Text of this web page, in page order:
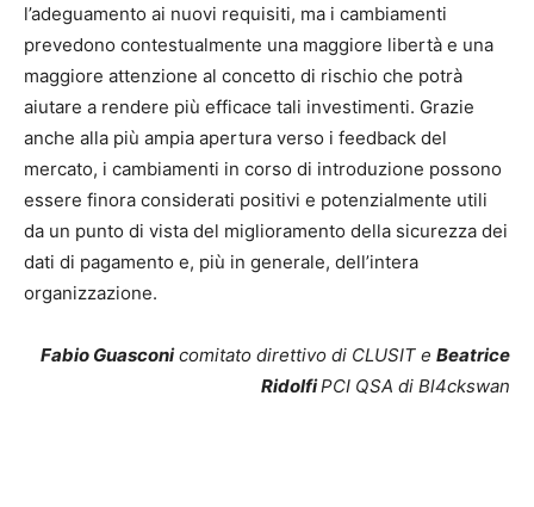
l’adeguamento ai nuovi requisiti, ma i cambiamenti
prevedono contestualmente una maggiore libertà e una
maggiore attenzione al concetto di rischio che potrà
aiutare a rendere più efficace tali investimenti. Grazie
anche alla più ampia apertura verso i feedback del
mercato, i cambiamenti in corso di introduzione possono
essere finora considerati positivi e potenzialmente utili
da un punto di vista del miglioramento della sicurezza dei
dati di pagamento e, più in generale, dell’intera
organizzazione.
Fabio Guasconicomitato direttivo di CLUSIT e Beatrice
RidolfiPCI QSA di Bl4ckswan